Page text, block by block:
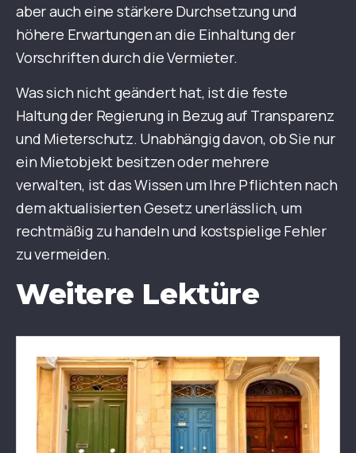
aber auch eine stärkere Durchsetzung und
höhere Erwartungen an die Einhaltung der
Vorschriften durch die Vermieter.
Was sich nicht geändert hat, ist die feste
Haltung der Regierung in Bezug auf Transparenz
und Mieterschutz. Unabhängig davon, ob Sie nur
ein Mietobjekt besitzen oder mehrere
verwalten, ist das Wissen um Ihre Pflichten nach
dem aktualisierten Gesetz unerlässlich, um
rechtmäßig zu handeln und kostspielige Fehler
zu vermeiden.
Weitere Lektüre